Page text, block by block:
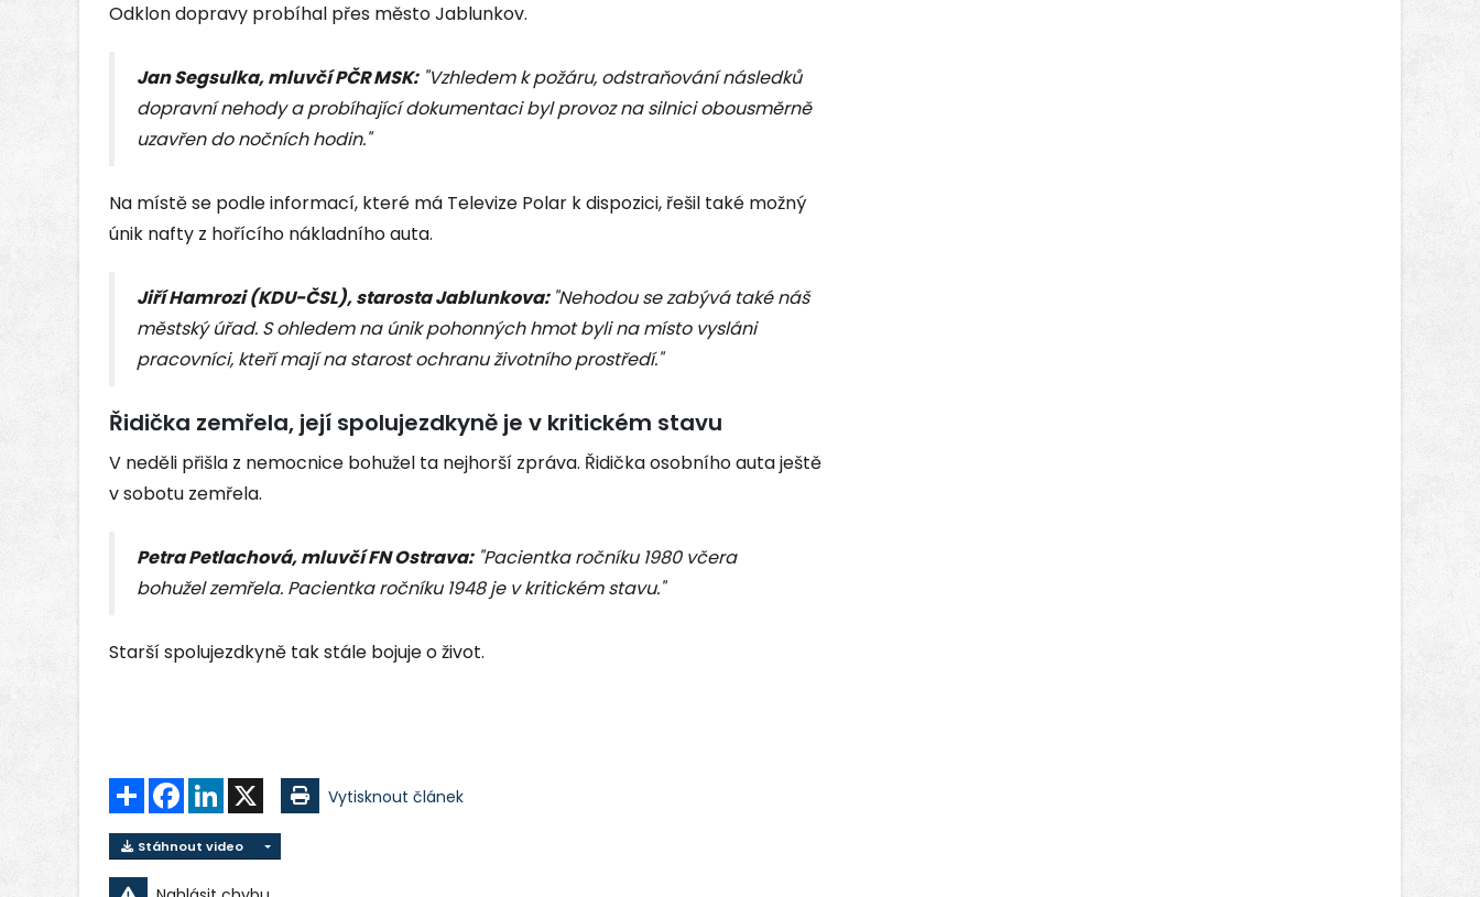
Odklon dopravy probíhal přes město Jablunkov.
Jan Segsulka, mluvčí PČR MSK:"Vzhledem k požáru, odstraňování následků
dopravní nehody a probíhající dokumentaci byl provoz na silnici obousměrně
uzavřen do nočních hodin."
Na místě se podle informací, které má Televize Polar k dispozici, řešil také možný
únik nafty z hořícího nákladního auta.
Jiří Hamrozi (KDU-ČSL), starosta Jablunkova: "Nehodou se zabývá také náš
městský úřad. S ohledem na únik pohonných hmot byli na místo vysláni
pracovníci, kteří mají na starost ochranu životního prostředí."
Řidička zemřela, její spolujezdkyně je v kritickém stavu
V neděli přišla z nemocnice bohužel ta nejhorší zpráva. Řidička osobního auta ještě
v sobotu zemřela.
Petra Petlachová, mluvčí FN Ostrava:"Pacientka ročníku 1980 včera
bohužel zemřela. Pacientka ročníku 1948 je v kritickém stavu."
Starší spolujezdkyně tak stále bojuje o život.
Sdílet FacebookLinkedIn Vytisknout článek
Stáhnout video